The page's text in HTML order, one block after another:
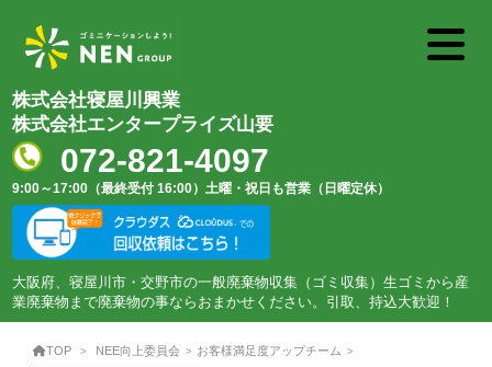
株式会社寝屋川興業
株式会社エンタープライズ山要
072-821-4097
9:00～17:00（最終受付 16:00） 土曜・祝日も営業（日曜定休）
大阪府、寝屋川市・交野市の一般廃棄物収集（ゴミ収集）生ゴミから産
業廃棄物まで廃棄物の事ならおまかせください。引取、持込大歓迎！
TOP NEE向上委員会 お客様満足度アップチーム